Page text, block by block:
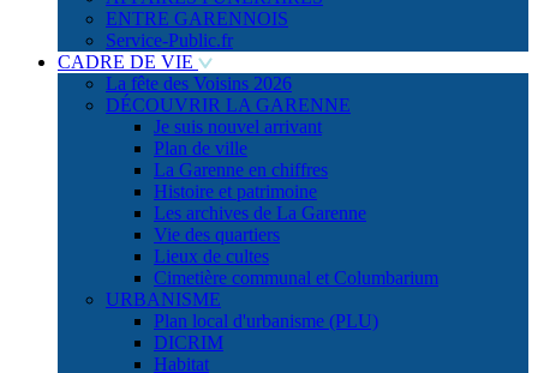
ENTRE GARENNOIS
Service-Public.fr
CADRE DE VIE
La fête des Voisins 2026
DÉCOUVRIR LA GARENNE
Je suis nouvel arrivant
Plan de ville
La Garenne en chiffres
Histoire et patrimoine
Les archives de La Garenne
Vie des quartiers
Lieux de cultes
Cimetière communal et Columbarium
URBANISME
Plan local d'urbanisme (PLU)
DICRIM
Habitat